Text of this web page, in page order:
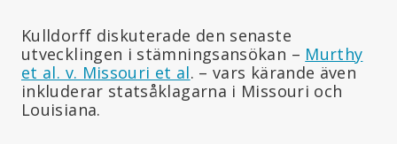
Kulldorff diskuterade den senaste
utvecklingen i stämningsansökan – Murthy
et al. v. Missouri et al. – vars kärande även
inkluderar statsåklagarna i Missouri och
Louisiana.